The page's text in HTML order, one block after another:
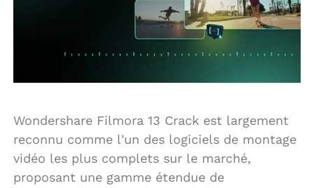
Wondershare Filmora 13 Crack est largement
reconnu comme l'un des logiciels de montage
vidéo les plus complets sur le marché,
proposant une gamme étendue de